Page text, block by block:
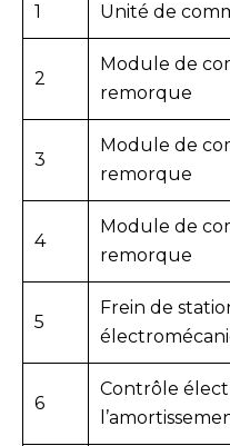
1 Unité de
2
Module de
remorque
3
Module de
remorque
4
Module de
remorque
5
Frein de
6
Contrôle